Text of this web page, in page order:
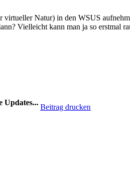
Natur) in den WSUS
Vielleicht kann man ja so erstmal
Updates...
Beitrag drucken